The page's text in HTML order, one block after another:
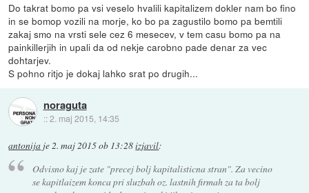
Do takrat bomo pa vsi veselo hvalili kapitalizem dokler nam bo fino
in se bomop vozili na morje, ko bo pa zagustilo bomo pa bemtili
zakaj smo na vrsti sele cez 6 mesecev, v tem casu bomo pa na
painkillerjih in upali da od nekje carobno pade denar za vec
dohtarjev.
S pohno ritjo je dokaj lahko srat po drugih...
noraguta
::2. maj 2015, 14:35
antonija je2. maj 2015 ob 13:28izjavil:
Odvisno kaj je zate "precej bolj kapitalisticna stran". Za vecino
se kapitlaizem konca pri sluzbah oz. lastnih firmah za ta bolj